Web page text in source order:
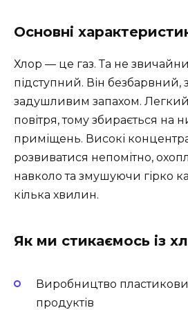
Основні
Хлор — це газ. Та не
підступний. Він безбарвний,
задушливим запахом.
повітря, тому збирається на
приміщень. Високі
розвиватися непомітно,
навколо та змушуючи гірко
кілька хвилин.
Як ми стикаємось із
Виробництво
продуктів